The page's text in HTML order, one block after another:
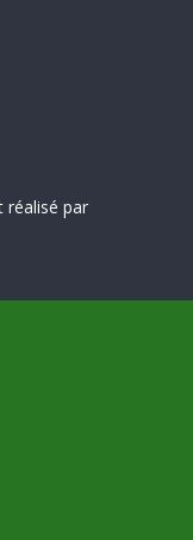
réalisé par